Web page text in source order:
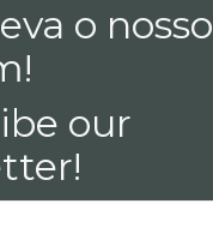
o nosso
our